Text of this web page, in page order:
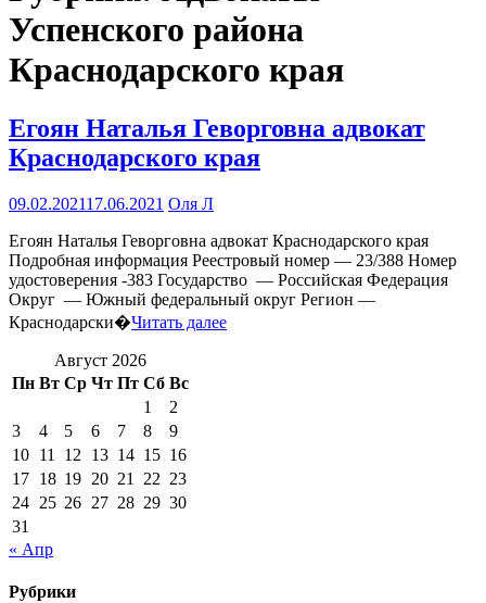
Успенского района
Краснодарского края
Егоян Наталья Геворговна адвокат
Краснодарского края
09.02.202117.06.2021 Оля Л
Егоян Наталья Геворговна адвокат Краснодарского края
Подробная информация Реестровый номер — 23/388 Номер
удостоверения -383 Государство — Российская Федерация
Округ — Южный федеральный округ Регион —
Краснодарски�Читать далее
Август 2026
Пн Вт Ср Чт Пт Сб Вс
1
2
3
4 5 6 7 8
9
10 11 12 13 14 15 16
17 18 19 20 21 22 23
24 25 26 27 28 29 30
31
« Апр
Рубрики